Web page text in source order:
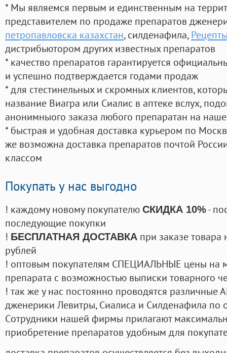
* Мы являемся первым и единственным на
представителем по продаже препаратов
петропавловска казахстан, силденафила,
дистрибьютором других известных препаратов
* качество препаратов гарантируется
и успешно подтверждается годами продаж
* для стестинельных и скромных клиентов,
название Виагра или Сиалис в аптеке вслух,
анонимныого заказа любого препаратан на
* быстрая и удобная доставка курьером по
же возможна доставка препаратов почтой
классом
Покупать у нас выгодно
! каждому новому покупателю СКИДКА 10%-
последующие покупки
! БЕСПЛАТНАЯ ДОСТАВКА при заказе
рублей
! оптовым покупателям СПЕЦИАЛЬНЫЕ цены на
препарата с возможностью выписки товарного
! так же у нас постоянно проводятся
дженерики Левитры, Сиалиса и Силденафила по
Cотрудники нашей фирмы прилагают
приобретение препаратов удобным для